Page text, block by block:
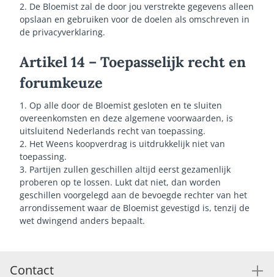
2. De Bloemist zal de door jou verstrekte gegevens alleen
opslaan en gebruiken voor de doelen als omschreven in
de privacyverklaring.
Artikel 14 – Toepasselijk recht en
forumkeuze
1. Op alle door de Bloemist gesloten en te sluiten
overeenkomsten en deze algemene voorwaarden, is
uitsluitend Nederlands recht van toepassing.
2. Het Weens koopverdrag is uitdrukkelijk niet van
toepassing.
3. Partijen zullen geschillen altijd eerst gezamenlijk
proberen op te lossen. Lukt dat niet, dan worden
geschillen voorgelegd aan de bevoegde rechter van het
arrondissement waar de Bloemist gevestigd is, tenzij de
wet dwingend anders bepaalt.
Contact